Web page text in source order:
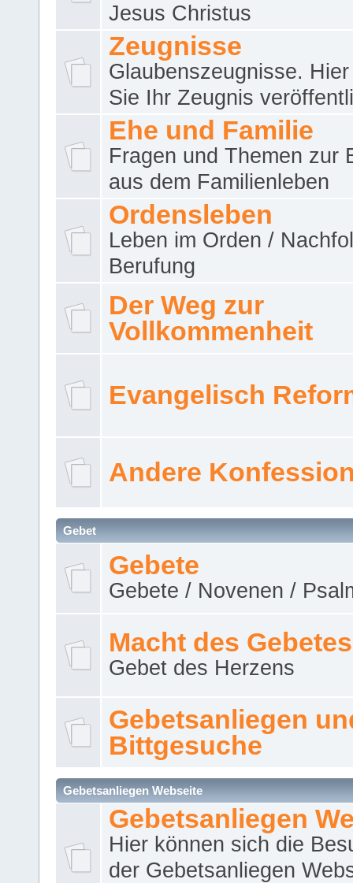
Jesus Christus
Zeugnisse
Glaubenszeugnisse.
Sie Ihr Zeugnis
Ehe und Familie
Fragen und Themen zur
aus dem Familienleben
Ordensleben
Leben im Orden /
Berufung
Der Weg zur
Vollkommenheit
Evangelisch
Andere
Gebet
Gebete
Gebete / Novenen /
Macht des Gebetes
Gebet des Herzens
Gebetsanliegen
Bittgesuche
Gebetsanliegen Webseite
Gebetsanliegen
Hier können sich die
der Gebetsanliegen